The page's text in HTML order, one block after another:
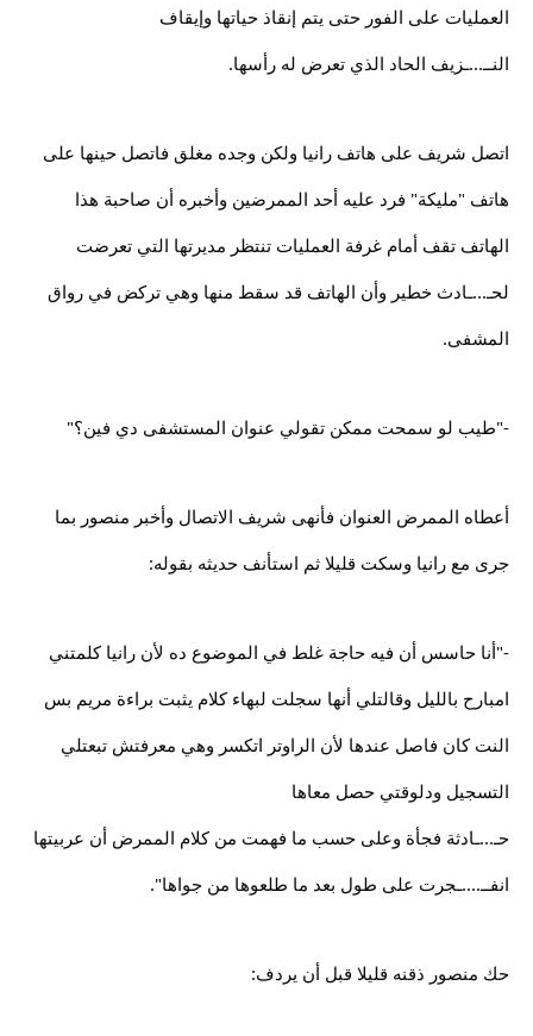
العمليات على الفور حتى يتم إنقاذ حياتها وإيقاف
النــ...ـزيف الحاد الذي تعرض له رأسها.
اتصل شريف على هاتف رانيا ولكن وجده مغلق فاتصل حينها على
هاتف "مليكة" فرد عليه أحد الممرضين وأخبره أن صاحبة هذا
الهاتف تقف أمام غرفة العمليات تنتظر مديرتها التي تعرضت
لحـ...ـادث خطير وأن الهاتف قد سقط منها وهي تركض في رواق
المشفى.
-"طيب لو سمحت ممكن تقولي عنوان المستشفى دي فين؟"
أعطاه الممرض العنوان فأنهى شريف الاتصال وأخبر منصور بما
جرى مع رانيا وسكت قليلا ثم استأنف حديثه بقوله:
-"أنا حاسس أن فيه حاجة غلط في الموضوع ده لأن رانيا كلمتني
امبارح بالليل وقالتلي أنها سجلت لبهاء كلام يثبت براءة مريم بس
النت كان فاصل عندها لأن الراوتر اتكسر وهي معرفتش تبعتلي
التسجيل ودلوقتي حصل معاها
حـ...ـادثة فجأة وعلى حسب ما فهمت من كلام الممرض أن عربيتها
انفــ....ـجرت على طول بعد ما طلعوها من جواها".
حك منصور ذقنه قليلا قبل أن يردف: